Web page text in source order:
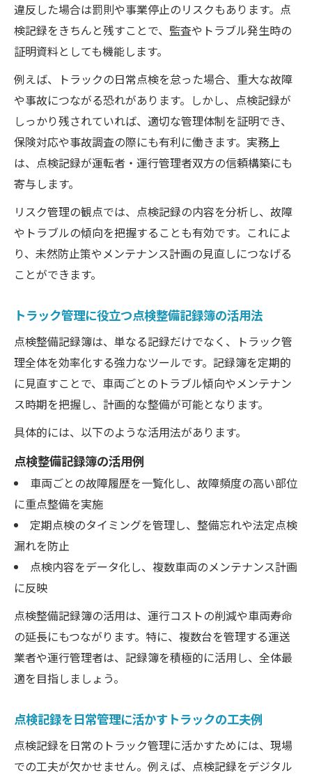
違反した場合は罰則や事業停止のリスクもあります。点
検記録をきちんと残すことで、監査やトラブル発生時の
証明資料としても機能します。
例えば、トラックの日常点検を怠った場合、重大な故障
や事故につながる恐れがあります。しかし、点検記録が
しっかり残されていれば、適切な管理体制を証明でき、
保険対応や事故調査の際にも有利に働きます。実務上
は、点検記録が運転者・運行管理者双方の信頼構築にも
寄与します。
リスク管理の観点では、点検記録の内容を分析し、故障
やトラブルの傾向を把握することも有効です。これによ
り、未然防止策やメンテナンス計画の見直しにつなげる
ことができます。
トラック管理に役立つ点検整備記録簿の活用法
点検整備記録簿は、単なる記録だけでなく、トラック管
理全体を効率化する強力なツールです。記録簿を定期的
に見直すことで、車両ごとのトラブル傾向やメンテナン
ス時期を把握し、計画的な整備が可能となります。
具体的には、以下のような活用法があります。
点検整備記録簿の活用例
車両ごとの故障履歴を一覧化し、故障頻度の高い部位
に重点整備を実施
定期点検のタイミングを管理し、整備忘れや法定点検
漏れを防止
点検内容をデータ化し、複数車両のメンテナンス計画
に反映
点検整備記録簿の活用は、運行コストの削減や車両寿命
の延長にもつながります。特に、複数台を管理する運送
業者や運行管理者は、記録簿を積極的に活用し、全体最
適を目指しましょう。
点検記録を日常管理に活かすトラックの工夫例
点検記録を日常のトラック管理に活かすためには、現場
での工夫が欠かせません。例えば、点検記録をデジタル